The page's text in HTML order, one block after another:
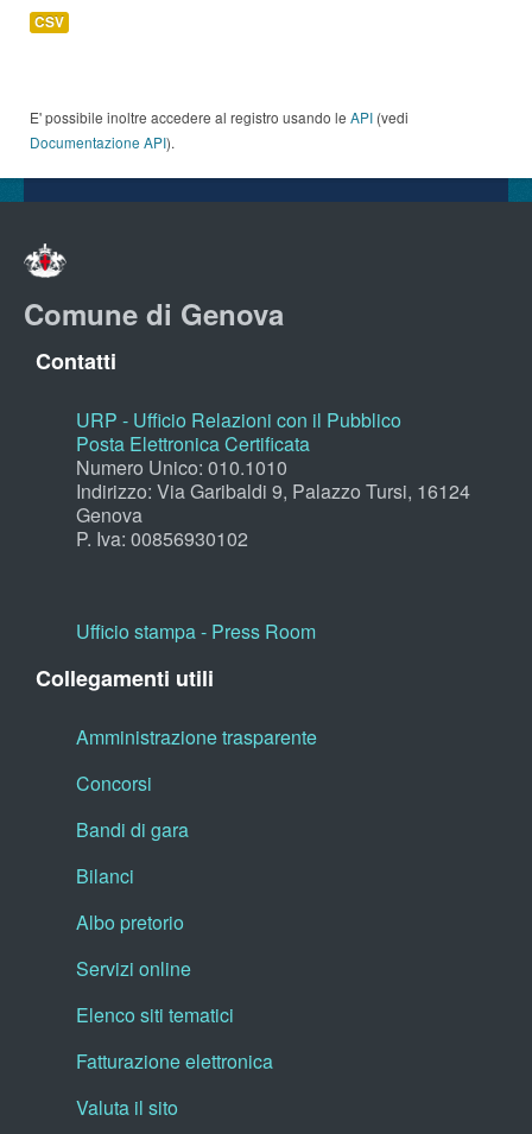
CSV
E' possibile inoltre accedere al registro usando le API (vedi
Documentazione API).
Comune di Genova
Contatti
URP - Ufficio Relazioni con il Pubblico
Posta Elettronica Certificata
Numero Unico: 010.1010
Indirizzo: Via Garibaldi 9, Palazzo Tursi, 16124
Genova
P. Iva: 00856930102
Ufficio stampa - Press Room
Collegamenti utili
Amministrazione trasparente
Concorsi
Bandi di gara
Bilanci
Albo pretorio
Servizi online
Elenco siti tematici
Fatturazione elettronica
Valuta il sito